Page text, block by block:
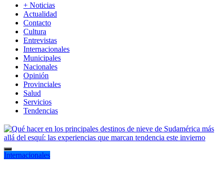
+ Noticias
Actualidad
Contacto
Cultura
Entrevistas
Internacionales
Municipales
Nacionales
Opinión
Provinciales
Salud
Servicios
Tendencias
Internacionales